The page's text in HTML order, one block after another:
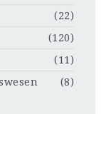
(22)
(120)
(11)
(8)